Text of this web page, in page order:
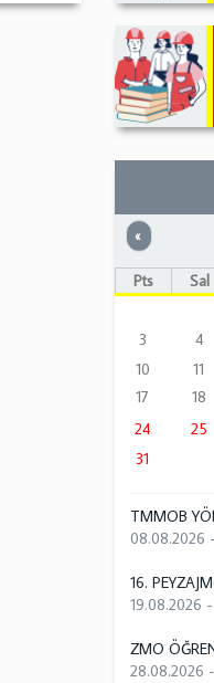
« Önceki
Pts Sal
3
4
10
11
17
18
24
25
31
TMMOB
08.08.2026
16.
19.08.2026
ZMO
28.08.2026